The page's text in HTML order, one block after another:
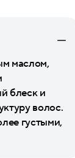
маслом,
блеск и
волос.
густыми,